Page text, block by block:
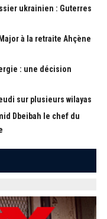
ukrainien : Guterres
à la retraite Ahçène
: une décision
sur plusieurs wilayas
Dbeibah le chef du